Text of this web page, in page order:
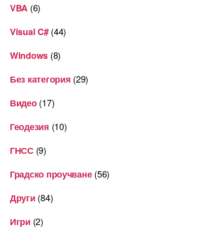
VBA (6)
Visual C#(44)
Windows (8)
Без категория (29)
Видео(17)
Геодезия (10)
ГНСС(9)
Градско проучване(56)
Други (84)
Игри (2)